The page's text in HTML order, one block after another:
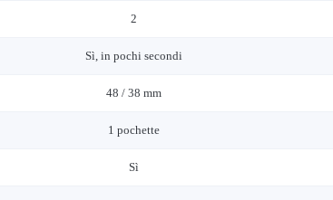
2
Sì, in pochi secondi
48 / 38 mm
1 pochette
Sì